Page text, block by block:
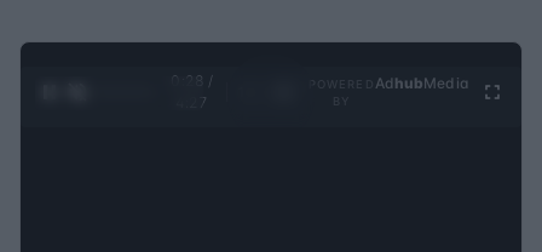
0:28 /
4:27
Ad hubMedia